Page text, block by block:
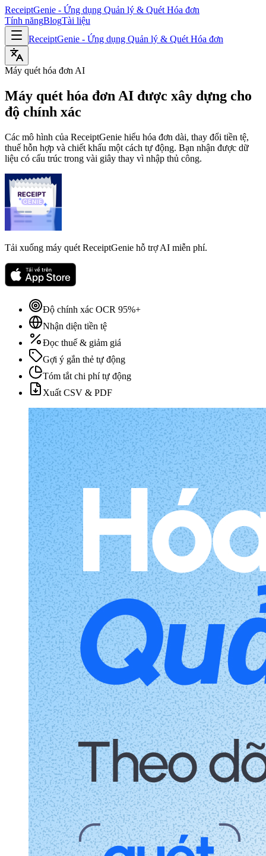
ReceiptGenie - Ứng dụng Quản lý & Quét Hóa đơn
Tính năngBlogTài liệu
ReceiptGenie - Ứng dụng Quản lý & Quét Hóa đơn
Máy quét hóa đơn AI
Máy quét hóa đơn AI được xây dựng cho
độ chính xác
Các mô hình của ReceiptGenie hiểu hóa đơn dài, thay đổi tiền tệ,
thuế hỗn hợp và chiết khấu một cách tự động. Bạn nhận được dữ
liệu có cấu trúc trong vài giây thay vì nhập thủ công.
Tải xuống máy quét ReceiptGenie hỗ trợ AI miễn phí.
Độ chính xác OCR 95%+
Nhận diện tiền tệ
Đọc thuế & giảm giá
Gợi ý gắn thẻ tự động
Tóm tắt chi phí tự động
Xuất CSV & PDF